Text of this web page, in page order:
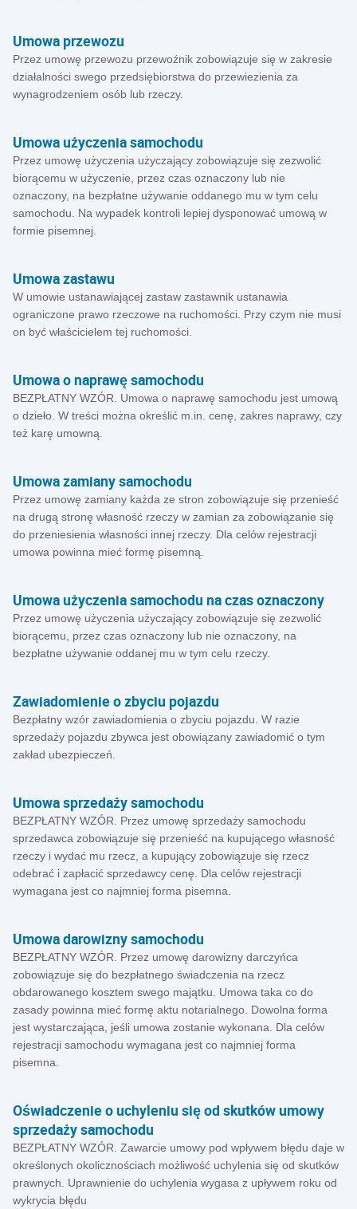
Umowa przewozu
Przez umowę przewozu przewoźnik zobowiązuje się w zakresie
działalności swego przedsiębiorstwa do przewiezienia za
wynagrodzeniem osób lub rzeczy.
Umowa użyczenia samochodu
Przez umowę użyczenia użyczający zobowiązuje się zezwolić
biorącemu w użyczenie, przez czas oznaczony lub nie
oznaczony, na bezpłatne używanie oddanego mu w tym celu
samochodu. Na wypadek kontroli lepiej dysponować umową w
formie pisemnej.
Umowa zastawu
W umowie ustanawiającej zastaw zastawnik ustanawia
ograniczone prawo rzeczowe na ruchomości. Przy czym nie musi
on być właścicielem tej ruchomości.
Umowa o naprawę samochodu
BEZPŁATNY WZÓR. Umowa o naprawę samochodu jest umową
o dzieło. W treści można określić m.in. cenę, zakres naprawy, czy
też karę umowną.
Umowa zamiany samochodu
Przez umowę zamiany każda ze stron zobowiązuje się przenieść
na drugą stronę własność rzeczy w zamian za zobowiązanie się
do przeniesienia własności innej rzeczy. Dla celów rejestracji
umowa powinna mieć formę pisemną.
Umowa użyczenia samochodu na czas oznaczony
Przez umowę użyczenia użyczający zobowiązuje się zezwolić
biorącemu, przez czas oznaczony lub nie oznaczony, na
bezpłatne używanie oddanej mu w tym celu rzeczy.
Zawiadomienie o zbyciu pojazdu
Bezpłatny wzór zawiadomienia o zbyciu pojazdu. W razie
sprzedaży pojazdu zbywca jest obowiązany zawiadomić o tym
zakład ubezpieczeń.
Umowa sprzedaży samochodu
BEZPŁATNY WZÓR. Przez umowę sprzedaży samochodu
sprzedawca zobowiązuje się przenieść na kupującego własność
rzeczy i wydać mu rzecz, a kupujący zobowiązuje się rzecz
odebrać i zapłacić sprzedawcy cenę. Dla celów rejestracji
wymagana jest co najmniej forma pisemna.
Umowa darowizny samochodu
BEZPŁATNY WZÓR. Przez umowę darowizny darczyńca
zobowiązuje się do bezpłatnego świadczenia na rzecz
obdarowanego kosztem swego majątku. Umowa taka co do
zasady powinna mieć formę aktu notarialnego. Dowolna forma
jest wystarczająca, jeśli umowa zostanie wykonana. Dla celów
rejestracji samochodu wymagana jest co najmniej forma
pisemna.
Oświadczenie o uchyleniu się od skutków umowy
sprzedaży samochodu
BEZPŁATNY WZÓR. Zawarcie umowy pod wpływem błędu daje w
określonych okolicznościach możliwość uchylenia się od skutków
prawnych. Uprawnienie do uchylenia wygasa z upływem roku od
wykrycia błędu